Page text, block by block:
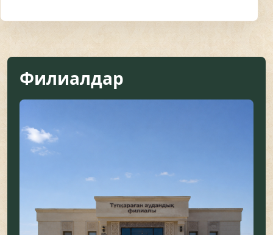
Филиалдар